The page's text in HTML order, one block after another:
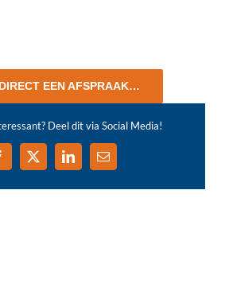
EEN AFSPRAAK…
Deel dit via Social Media!
X LinkedIn
E-
mail